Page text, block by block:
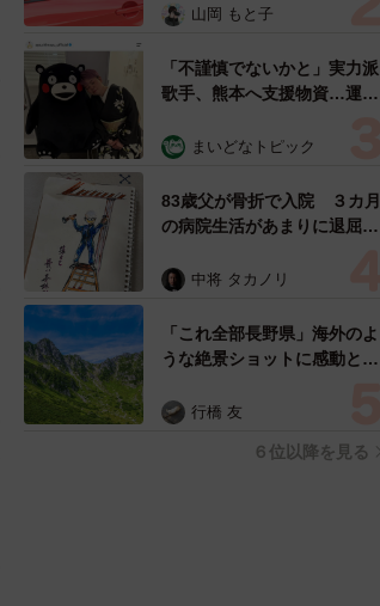
憩まで分刻み… 「大学生で
山岡 もと子
「不謹慎でないかと」実力派
歌手、熊本へ支援物資…運搬
めらい 「痛いほど伝わる」
まいどなトピック
83歳父が骨折で入院 ３カ月
の病院生活があまりに退屈で
い！」→スケッチブックを見
すよ…」
中将 タカノリ
「これ全部長野県」海外のよ
うな絶景ショットに感動と反
ったんだって気づいた」
行橋 友
６位以降を見る